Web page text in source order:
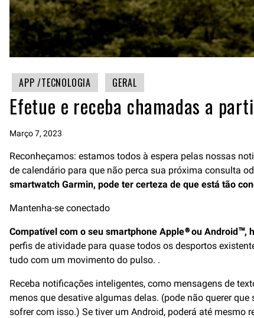
APP /TECNOLOGIA GERAL
Efetue e receba chamadas a
Março 7, 2023
Reconheçamos: estamos todos à espera pelas nossas
de calendário para que não perca sua próxima consulta
smartwatch Garmin, pode ter certeza de que está tão
Mantenha-se conectado
Compatível com o seu smartphone Apple® ou
perfis de atividade para quase todos os desportos
tudo com um movimento do pulso. .
Receba notificações inteligentes, como mensagens de
menos que desative algumas delas. (pode não querer
sofrer com isso.) Se tiver um Android, poderá até mesmo